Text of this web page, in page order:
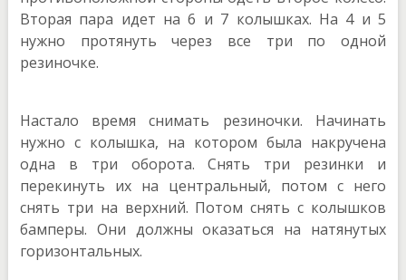
Вторая пара идет на 6 и 7 колышках. На 4 и 5
нужно протянуть через все три по одной
резиночке.
Настало время снимать резиночки. Начинать
нужно с колышка, на котором была накручена
одна в три оборота. Снять три резинки и
перекинуть их на центральный, потом с него
снять три на верхний. Потом снять с колышков
бамперы. Они должны оказаться на натянутых
горизонтальных.